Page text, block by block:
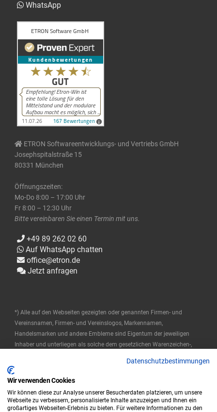
WhatsApp
ETRON Softwareentwicklungs- und Vertriebs GmbH
Josephspitalstraße 15
80331 München
Öffnungszeiten:
Mo-Do 8:00 – 17:00 Uhr
Fr 8:00 – 12:30 Uhr
Bitte vereinbaren Sie einen Termin mit uns.
+49 89 262 02 60
Auf WhatsApp chatten
office@etron.de
Jetzt anfragen
*) Alle auf den Webseiten gezeigten oder genannten Firmen- und
Vereinsnamen, Firmen- und Vereinslogos, Markennamen,
Handelsmarken und andere Embleme sind Eigentum der jeweiligen
Inhaber und unterliegen als solche dem gesetzlichen Warenzeichen-,
stellen keine Zugehörigkeit durch die Markeninhaber dar.
© 2025 ETRON Softwareentwicklungs- und Vertriebs GmbH
Datenschutzbestimmungen
Wir verwenden Cookies
Wir können diese zur Analyse unserer Besucherdaten platzieren, um unsere
Webseite zu verbessern, personalisierte Inhalte anzuzeigen und Ihnen ein
großartiges Webseiten-Erlebnis zu bieten. Für weitere Informationen zu den